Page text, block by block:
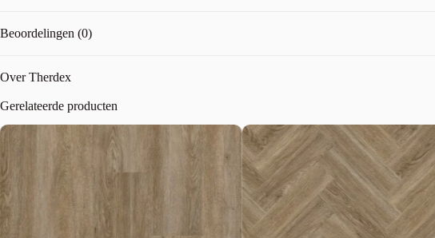
Beoordelingen (0)
Over Therdex
Gerelateerde producten